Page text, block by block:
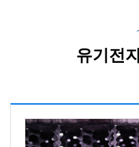
유기전